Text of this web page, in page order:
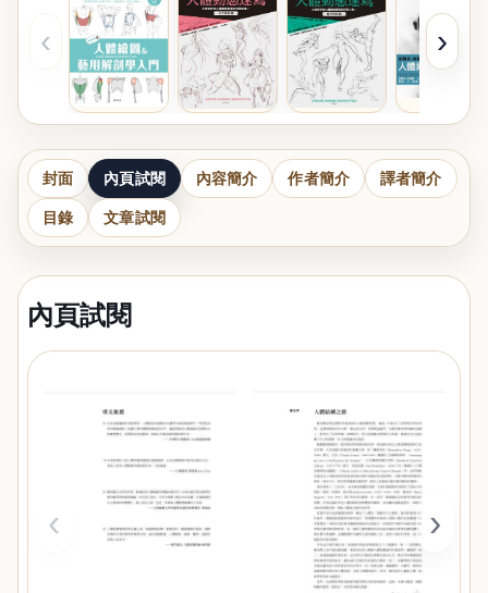
‹ ›
封面 內頁試閱 內容簡介 作者簡介 譯者簡介
目錄 文章試閱
內頁試閱
‹ ›